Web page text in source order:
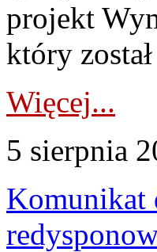
projekt
który
Więcej...
5 sierpnia
Komunikat